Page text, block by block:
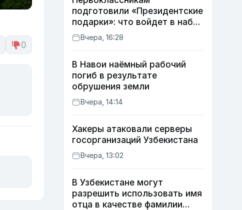
0
подготовили «Президентские
подарки»: что войдет в набор
в этом году
Вчера, 16:28
В Навои наёмный рабочий
погиб в результате
обрушения земли
Вчера, 14:14
Хакеры атаковали серверы
госорганизаций Узбекистана
Вчера, 13:02
В Узбекистане могут
разрешить использовать имя
отца в качестве фамилии